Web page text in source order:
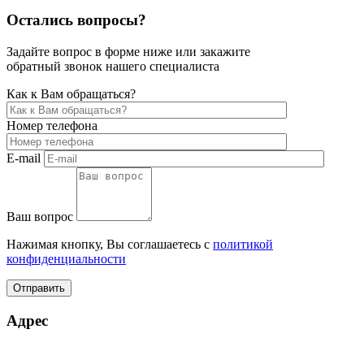
Остались вопросы?
Задайте вопрос в форме ниже или закажите
обратный звонок нашего специалиста
Как к Вам обращаться?
Номер телефона
E-mail
Ваш вопрос
Нажимая кнопку, Вы соглашаетесь с политикой
конфиденциальности
Отправить
Адрес